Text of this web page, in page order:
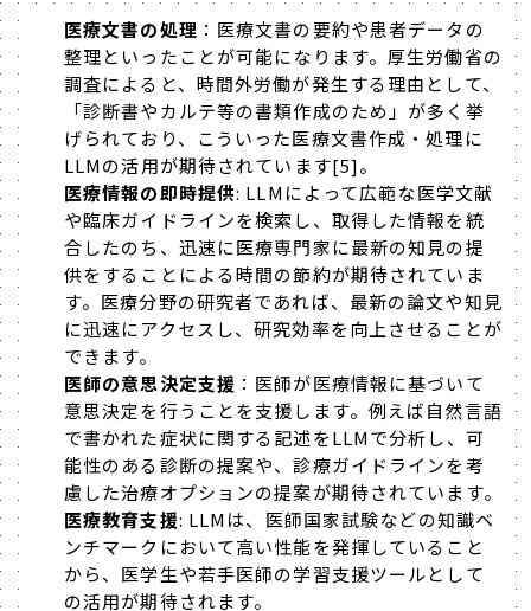
医療文書の処理 ：医療文書の要約や患者データの
整理といったことが可能になります。厚生労働省の
調査によると、時間外労働が発生する理由として、
「診断書やカルテ等の書類作成のため」が多く挙
げられており、こういった医療文書作成・処理に
LLMの活用が期待されています[5]。
医療情報の即時提供: LLMによって広範な医学文献
や臨床ガイドラインを検索し、取得した情報を統
合したのち、迅速に医療専門家に最新の知見の提
供をすることによる時間の節約が期待されていま
す。医療分野の研究者であれば、最新の論文や知見
に迅速にアクセスし、研究効率を向上させることが
できます。
医師の意思決定支援 ：医師が医療情報に基づいて
意思決定を行うことを支援します。例えば自然言語
で書かれた症状に関する記述をLLMで分析し、可
能性のある診断の提案や、診療ガイドラインを考
慮した治療オプションの提案が期待されています。
医療教育支援: LLMは、医師国家試験などの知識ベ
ンチマークにおいて高い性能を発揮していること
から、医学生や若手医師の学習支援ツールとして
の活用が期待されます。